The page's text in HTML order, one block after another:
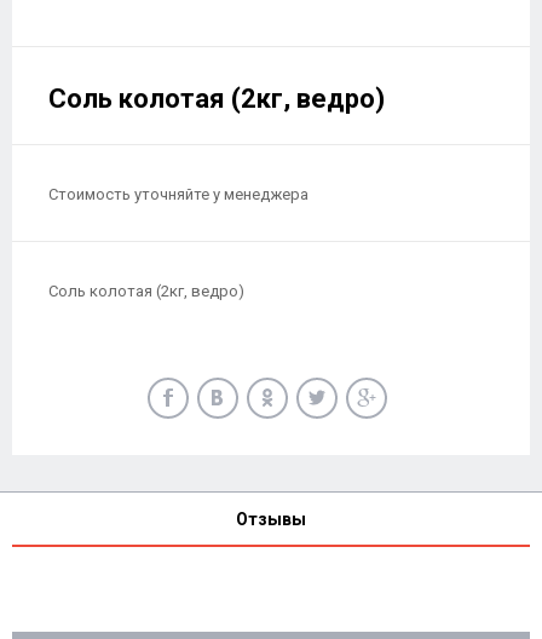
Соль колотая (2кг, ведро)
Стоимость уточняйте у менеджера
Соль колотая (2кг, ведро)
Отзывы